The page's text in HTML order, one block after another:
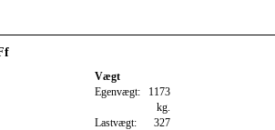
Vægt
Egenvægt: 1173
kg.
Lastvægt:
327